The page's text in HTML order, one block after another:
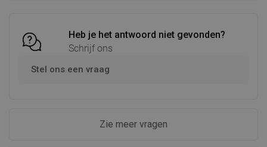
Heb je het antwoord niet gevonden?
Schrijf ons
Stel ons een vraag
Zie meer vragen